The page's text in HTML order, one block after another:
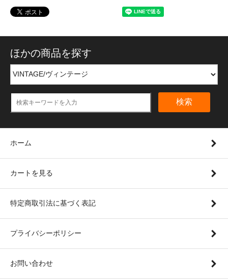
ほかの商品を探す
検索
ホーム
カートを見る
特定商取引法に基づく表記
プライバシーポリシー
お問い合わせ